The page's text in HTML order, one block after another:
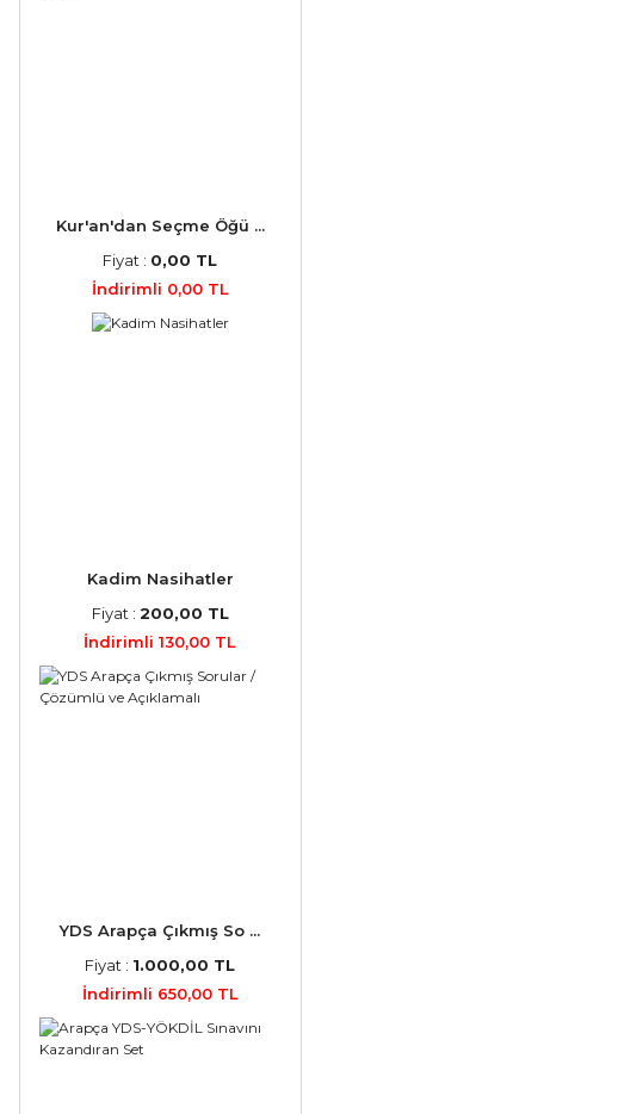
Kur'an'dan Seçme Öğü ...
Fiyat : 0,00 TL
İndirimli 0,00 TL
Kadim Nasihatler
Fiyat : 200,00 TL
İndirimli 130,00 TL
YDS Arapça Çıkmış So ...
Fiyat : 1.000,00 TL
İndirimli 650,00 TL